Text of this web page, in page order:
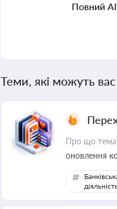
Повний
Теми, які можуть вас
Про що
оновлення